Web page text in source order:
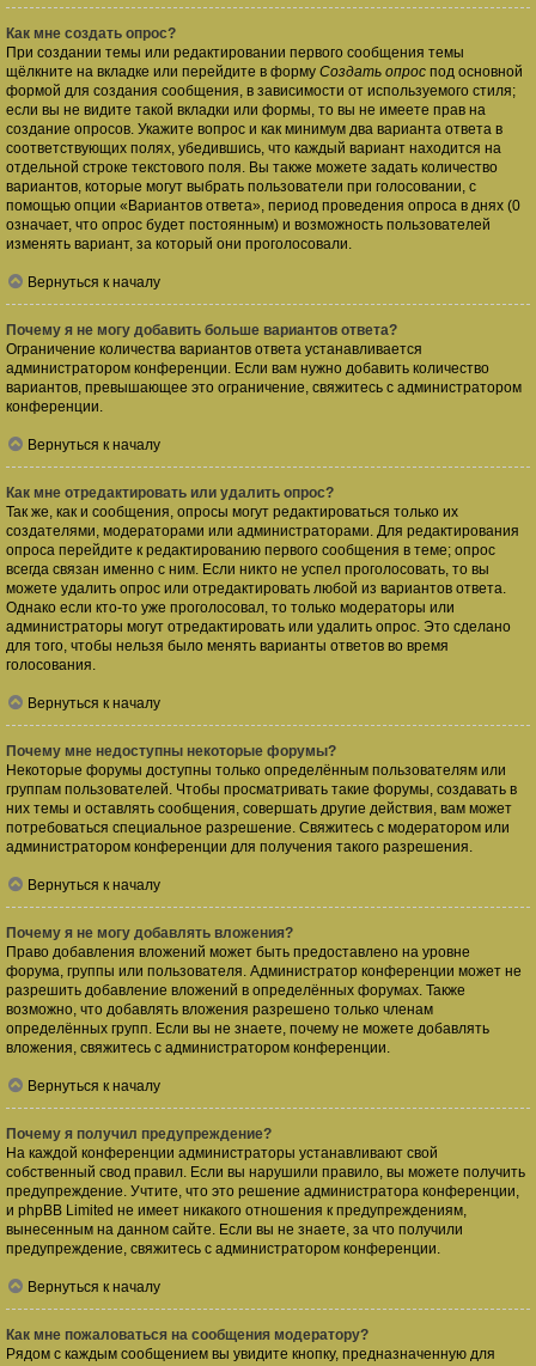
Как мне создать опрос?
При создании темы или редактировании первого сообщения темы
щёлкните на вкладке или перейдите в форму Создать опрос под основной
формой для создания сообщения, в зависимости от используемого стиля;
если вы не видите такой вкладки или формы, то вы не имеете прав на
создание опросов. Укажите вопрос и как минимум два варианта ответа в
соответствующих полях, убедившись, что каждый вариант находится на
отдельной строке текстового поля. Вы также можете задать количество
вариантов, которые могут выбрать пользователи при голосовании, с
помощью опции «Вариантов ответа», период проведения опроса в днях (0
означает, что опрос будет постоянным) и возможность пользователей
изменять вариант, за который они проголосовали.
Вернуться к началу
Почему я не могу добавить больше вариантов ответа?
Ограничение количества вариантов ответа устанавливается
администратором конференции. Если вам нужно добавить количество
вариантов, превышающее это ограничение, свяжитесь с администратором
конференции.
Вернуться к началу
Как мне отредактировать или удалить опрос?
Так же, как и сообщения, опросы могут редактироваться только их
создателями, модераторами или администраторами. Для редактирования
опроса перейдите к редактированию первого сообщения в теме; опрос
всегда связан именно с ним. Если никто не успел проголосовать, то вы
можете удалить опрос или отредактировать любой из вариантов ответа.
Однако если кто-то уже проголосовал, то только модераторы или
администраторы могут отредактировать или удалить опрос. Это сделано
для того, чтобы нельзя было менять варианты ответов во время
голосования.
Вернуться к началу
Почему мне недоступны некоторые форумы?
Некоторые форумы доступны только определённым пользователям или
группам пользователей. Чтобы просматривать такие форумы, создавать в
них темы и оставлять сообщения, совершать другие действия, вам может
потребоваться специальное разрешение. Свяжитесь с модератором или
администратором конференции для получения такого разрешения.
Вернуться к началу
Почему я не могу добавлять вложения?
Право добавления вложений может быть предоставлено на уровне
форума, группы или пользователя. Администратор конференции может не
разрешить добавление вложений в определённых форумах. Также
возможно, что добавлять вложения разрешено только членам
определённых групп. Если вы не знаете, почему не можете добавлять
вложения, свяжитесь с администратором конференции.
Вернуться к началу
Почему я получил предупреждение?
На каждой конференции администраторы устанавливают свой
собственный свод правил. Если вы нарушили правило, вы можете получить
предупреждение. Учтите, что это решение администратора конференции,
и phpBB Limited не имеет никакого отношения к предупреждениям,
вынесенным на данном сайте. Если вы не знаете, за что получили
предупреждение, свяжитесь с администратором конференции.
Вернуться к началу
Как мне пожаловаться на сообщения модератору?
Рядом с каждым сообщением вы увидите кнопку, предназначенную для